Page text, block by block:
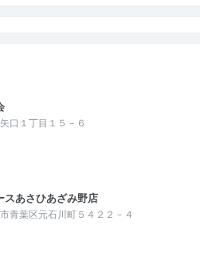
口１丁目１５－６
スあさひあざみ野店
青葉区元石川町５４２２－４